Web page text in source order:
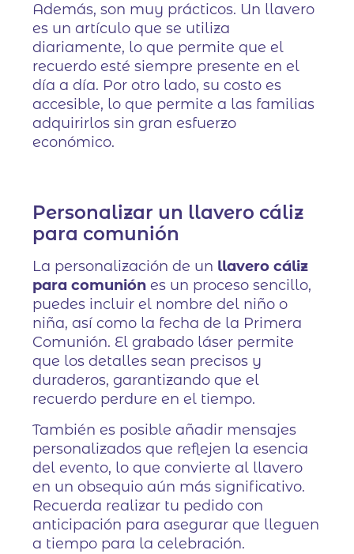
Además, son muy prácticos. Un llavero
es un artículo que se utiliza
diariamente, lo que permite que el
recuerdo esté siempre presente en el
día a día. Por otro lado, su costo es
accesible, lo que permite a las familias
adquirirlos sin gran esfuerzo
económico.
Personalizar un llavero cáliz
para comunión
La personalización de un llavero cáliz
para comunión es un proceso sencillo,
puedes incluir el nombre del niño o
niña, así como la fecha de la Primera
Comunión. El grabado láser permite
que los detalles sean precisos y
duraderos, garantizando que el
recuerdo perdure en el tiempo.
También es posible añadir mensajes
personalizados que reflejen la esencia
del evento, lo que convierte al llavero
en un obsequio aún más significativo.
Recuerda realizar tu pedido con
anticipación para asegurar que lleguen
a tiempo para la celebración.